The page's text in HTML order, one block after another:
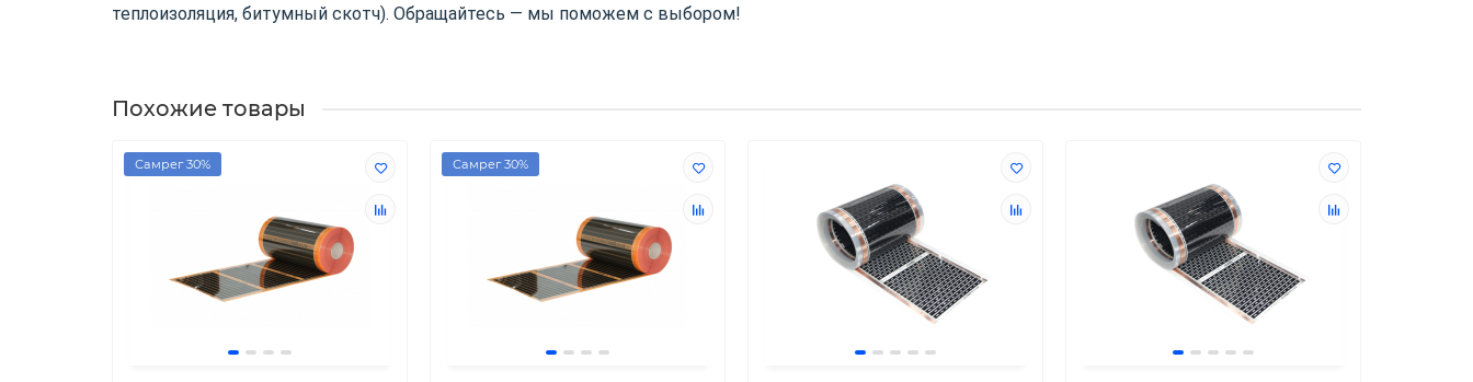
теплоизоляция, битумный скотч). Обращайтесь — мы поможем с выбором!
Похожие товары
Самрег 30% Самрег 30%